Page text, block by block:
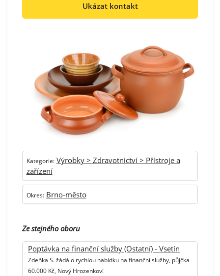
Ukázat kontakt
Kategorie: Výrobky > Zdravotnictví > Přístroje a
zařízení
Okres: Brno-město
Ze stejného oboru
Poptávka na finanční služby (Ostatní) - Vsetín
Zdeňka S. žádá o rychlou nabídku na finanční služby, půjčka
60.000 Kč, Nový Hrozenkov!